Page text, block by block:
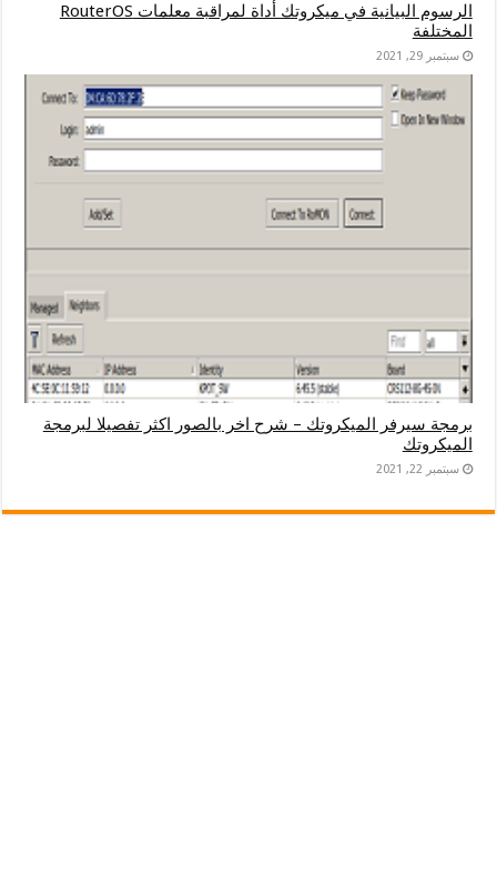
الرسوم البيانية في ميكروتك أداة لمراقبة معلمات RouterOS
المختلفة
سبتمبر 29, 2021
برمجة سيرفر الميكروتك – شرح اخر بالصور اكثر تفصيلا لبرمجة
الميكروتك
سبتمبر 22, 2021